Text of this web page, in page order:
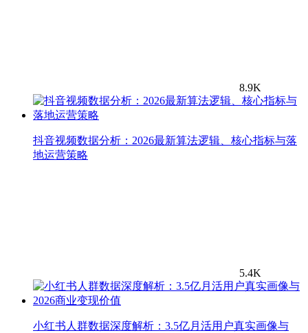
8.9K
抖音视频数据分析：2026最新算法逻辑、核心指标与落
地运营策略
5.4K
小红书人群数据深度解析：3.5亿月活用户真实画像与